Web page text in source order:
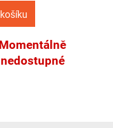
Momentálně
nedostupné
prvky výpisu